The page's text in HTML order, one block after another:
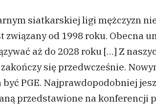
siatkarskiej ligi mężczyzn
związany od 1998 roku. Obecna
aż do 2028 roku […] Z
się przedwcześnie.
PGE. Najprawdopodobniej
przedstawione na konferencji